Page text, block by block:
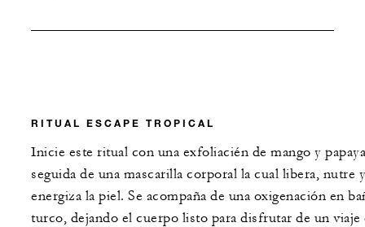
RITUAL ESCAPE TROPICAL
Inicie este ritual con una exfoliacién de mango y
seguida de una mascarilla corporal la cual libera, nutre y
energiza la piel. Se acompaña de una oxigenación en
turco, dejando el cuerpo listo para disfrutar de un viaje